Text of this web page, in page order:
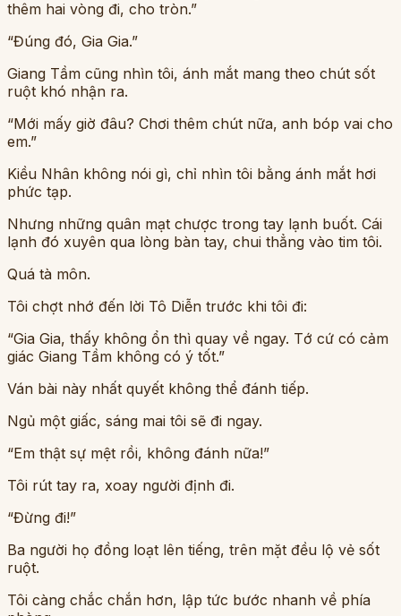
thêm hai vòng đi, cho tròn.”
“Đúng đó, Gia Gia.”
Giang Tầm cũng nhìn tôi, ánh mắt mang theo chút sốt
ruột khó nhận ra.
“Mới mấy giờ đâu? Chơi thêm chút nữa, anh bóp vai cho
em.”
Kiều Nhân không nói gì, chỉ nhìn tôi bằng ánh mắt hơi
phức tạp.
Nhưng những quân mạt chược trong tay lạnh buốt. Cái
lạnh đó xuyên qua lòng bàn tay, chui thẳng vào tim tôi.
Quá tà môn.
Tôi chợt nhớ đến lời Tô Diễn trước khi tôi đi:
“Gia Gia, thấy không ổn thì quay về ngay. Tớ cứ có cảm
giác Giang Tầm không có ý tốt.”
Ván bài này nhất quyết không thể đánh tiếp.
Ngủ một giấc, sáng mai tôi sẽ đi ngay.
“Em thật sự mệt rồi, không đánh nữa!”
Tôi rút tay ra, xoay người định đi.
“Đừng đi!”
Ba người họ đồng loạt lên tiếng, trên mặt đều lộ vẻ sốt
ruột.
Tôi càng chắc chắn hơn, lập tức bước nhanh về phía